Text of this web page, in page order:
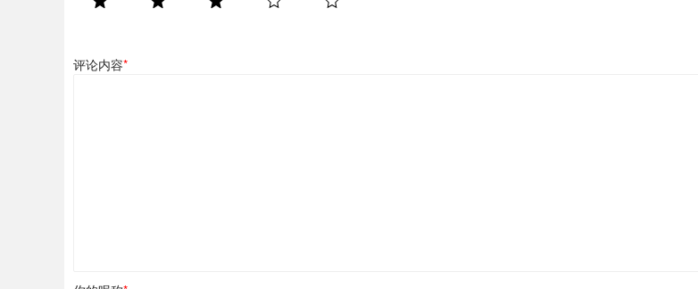
评论内容*